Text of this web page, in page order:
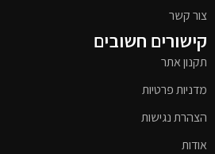
צור קשר
קישורים חשובים
תקנון אתר
מדניות פרטיות
הצהרת נגישות
אודות